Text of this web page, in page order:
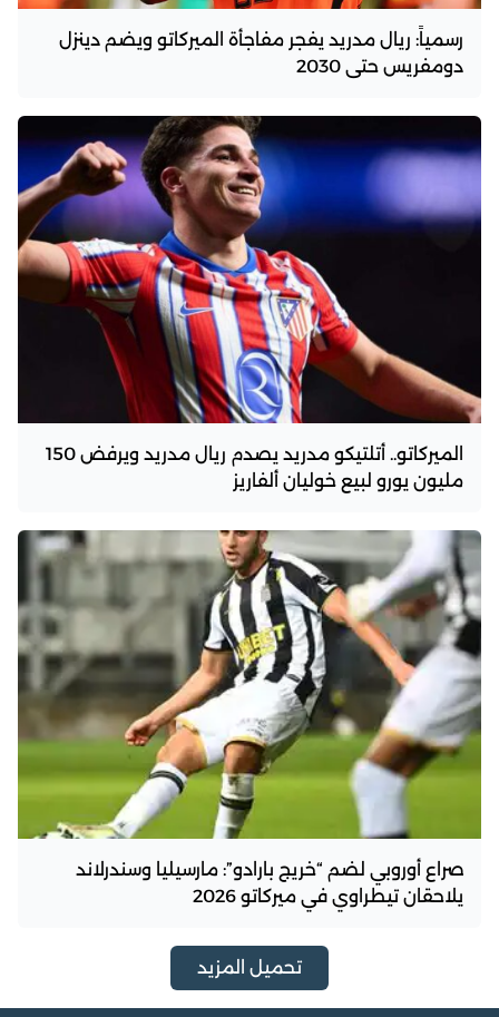
رسمياً: ريال مدريد يفجر مفاجأة الميركاتو ويضم دينزل
دومفريس حتى 2030
الميركاتو.. أتلتيكو مدريد يصدم ريال مدريد ويرفض 150
مليون يورو لبيع خوليان ألفاريز
صراع أوروبي لضم “خريج بارادو”: مارسيليا وسندرلاند
يلاحقان تيطراوي في ميركاتو 2026
تحميل المزيد